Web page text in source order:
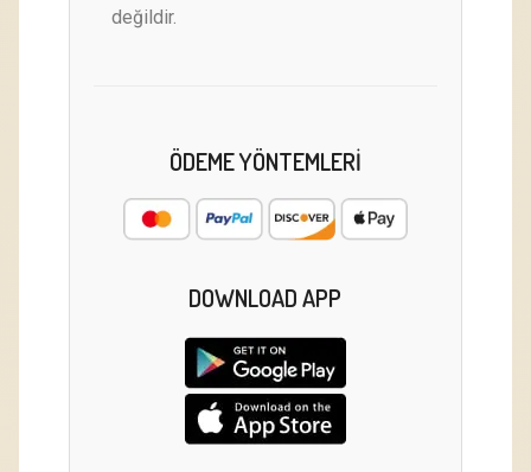
değildir.
ÖDEME YÖNTEMLERI
DOWNLOAD APP